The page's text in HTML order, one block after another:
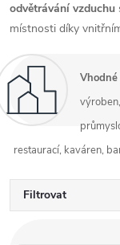
odvětrávání vzduchu
místnosti díky
restaurací, kaváren,
Filtrovat